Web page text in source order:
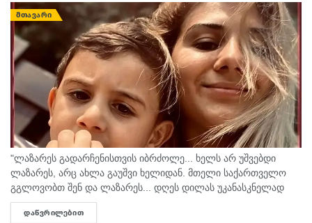
ᲛᲗᲐᲕᲐᲠᲘ
"ლაზარეს გადარჩენისთვის იბრძოლე... ხელს არ უშვებდი
ლაზარეს, არც ახლა გაუშვი ხელიდან. მთელი საქართველო
გგლოვობთ შენ და ლაზარეს... დღეს დილას უკანასკნელად
მომესალმე, თურმე. ისღა დაგვრჩა ნუგეშად, შენი თავი
გვაპოვნინო..." - 6...
ᲓᲐᲬᲕᲠᲘᲚᲔᲑᲘᲗ